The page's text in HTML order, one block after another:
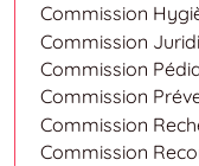
Commission
Commission
Commission
Commission
Commission
Commission